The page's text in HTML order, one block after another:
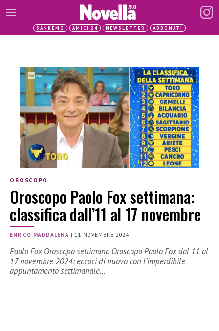
SANREMO AMICI 24 NEWSLETTER ABBONATI
OROSCOPO
Oroscopo Paolo Fox settimana:
classifica dall’11 al 17 novembre
ENRICO MADDALENA | 11 NOVEMBRE 2024
Paolo Fox Oroscopo settimana Oroscopo Paolo Fox dal 11 al
17 novembre 2024: eccoci di nuovo con l’imperdibile
appuntamento settimanale…